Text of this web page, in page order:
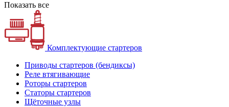
Показать все
Комплектующие стартеров
Приводы стартеров (бендиксы)
Реле втягивающие
Роторы стартеров
Статоры стартеров
Щёточные узлы